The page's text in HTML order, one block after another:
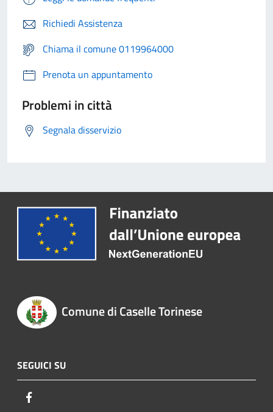
Richiedi Assistenza
Chiama il comune 0119964000
Prenota un appuntamento
Problemi in città
Segnala disservizio
Comune di Caselle Torinese
SEGUICI SU